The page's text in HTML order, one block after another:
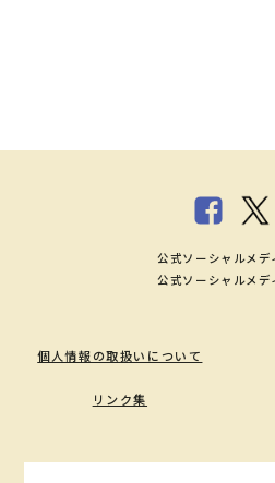
個人情報の取扱いについて
リンク集
公式ソーシャルメデ
公式ソーシャルメデ